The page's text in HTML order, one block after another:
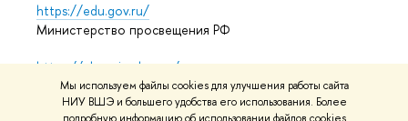
Мы используем файлы cookies для улучшения работы сайта
НИУ ВШЭ и большего удобства его использования. Более
https://edu.gov.ru/
Министерство просвещения РФ
https://elearning.hse.ru/mooc
Массовые открытые онлайн-курсы